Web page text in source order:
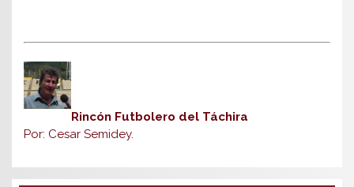
Rincón Futbolero del Táchira
Por: Cesar Semidey.